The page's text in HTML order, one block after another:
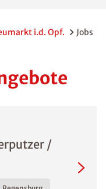
i.d. Opf. Jobs
/